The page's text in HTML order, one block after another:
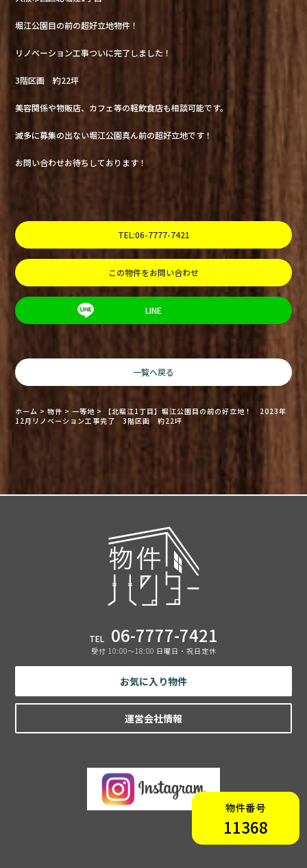
物件番号
11368
堀江公園目の前の超好立地物件！
リノベーション工事ついに完了しました！
3階区画 約22坪
美容関係や物販店、カフェ等の軽飲食店も相談可能です。
滅多に募集の出ない堀江公園真ん前の超好立地です！
お問い合わせお待ちしております！
TEL:06-7777-7421
この物件をお問い合わせ
LINE
一覧へ戻る
ホーム >物件 >一等地 >
【北堀江1丁目】堀江公園目の前の好立地！ 2023年
12月リノベーション工事完了 3階区画 約22坪
TEL 06-7777-7421
受付 10:00〜18:00 日曜日・祝日定休
お気に入り物件
運営会社情報